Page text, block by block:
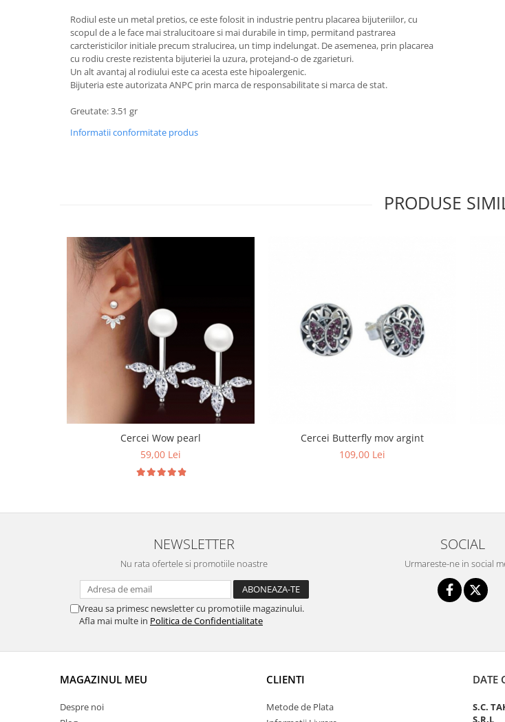
Rodiul este un metal pretios, ce este folosit in industrie pentru placarea bijuteriilor, cu
scopul de a le face mai stralucitoare si mai durabile in timp, permitand pastrarea
carcteristicilor initiale precum stralucirea, un timp indelungat. De asemenea, prin placarea
cu rodiu creste rezistenta bijuteriei la uzura, protejand-o de zgarieturi.
Un alt avantaj al rodiului este ca acesta este hipoalergenic.
Bijuteria este autorizata ANPC prin marca de responsabilitate si marca de stat.
Greutate: 3.51 gr
Informatii conformitate produs
PRODUSE
Cercei Wow pearl
59,00 Lei
Cercei Butterfly mov argint
109,00 Lei
NEWSLETTER
Nu rata ofertele si promotiile noastre
Vreau sa primesc newsletter cu promotiile magazinului.
Afla mai multe in Politica de Confidentialitate
SOCIAL
Urmareste-ne in social
MAGAZINUL MEU
Despre noi
CLIENTI
Metode de Plata
DATE
S.C.
S.R.L